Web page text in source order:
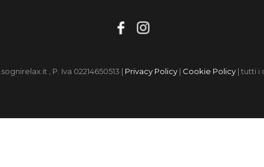
, P. Iva 02214650513 | Privacy Policy | Cookie Policy | tutti i